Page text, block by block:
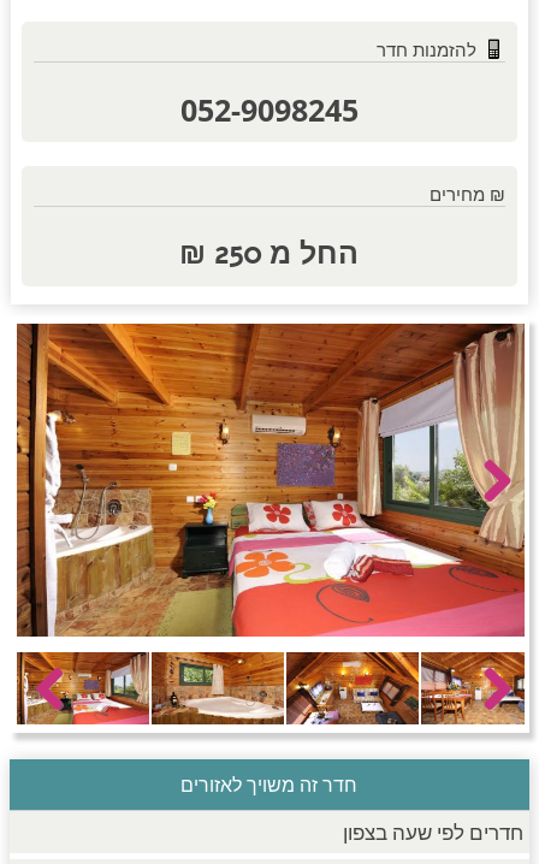
חדרים לפי שעה באזור השפלה
חדרים לפי שעה בהשרון
חדרים לפי שעה בגליל עליון
חדרים לפי שעה בחוף הכרמל
חדרים לפי שעה בחיפה קריות
חדרים לפי שעה בכנרת גליל תחתון עמקים
חדרים לפי שעה ברמת הגולן
להזמנות חדר
052-9098245
₪ מחירים
החל מ 250 ₪
Next
Previous Next
חדר זה משויך לאזורים
חדרים לפי שעה בצפון